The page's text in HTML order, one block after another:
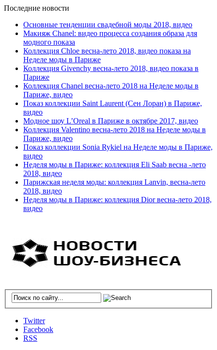
Последние новости
Основные тенденции свадебной моды 2018, видео
Макияж Chanel: видео процесса создания образа для
модного показа
Коллекция Chloe весна-лето 2018, видео показа на
Неделе моды в Париже
Коллекция Givenchy весна-лето 2018, видео показа в
Париже
Коллекция Chanel весна-лето 2018 на Неделе моды в
Париже, видео
Показ коллекции Saint Laurent (Сен Лоран) в Париже,
видео
Модное шоу L’Oreal в Париже в октябре 2017, видео
Коллекция Valentino весна-лето 2018 на Неделе моды в
Париже, видео
Показ коллекции Sonia Rykiel на Неделе моды в Париже,
видео
Неделя моды в Париже: коллекция Eli Saab весна -лето
2018, видео
Парижская неделя моды: коллекция Lanvin, весна-лето
2018, видео
Неделя моды в Париже: коллекция Dior весна-лето 2018,
видео
Twitter
Facebook
RSS